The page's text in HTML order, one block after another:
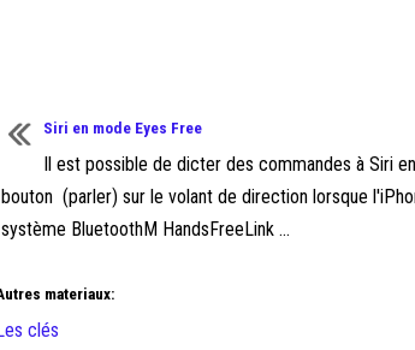
Siri en mode Eyes Free
Il est possible de dicter des commandes à Siri
bouton (parler) sur le volant de direction lorsque
système BluetoothM HandsFreeLink ...
materiaux:
clés